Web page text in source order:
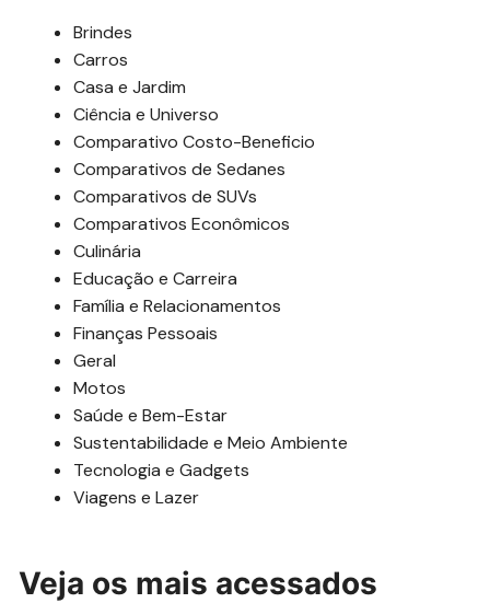
Brindes
Carros
Casa e Jardim
Ciência e Universo
Comparativo Costo-Beneficio
Comparativos de Sedanes
Comparativos de SUVs
Comparativos Econômicos
Culinária
Educação e Carreira
Família e Relacionamentos
Finanças Pessoais
Geral
Motos
Saúde e Bem-Estar
Sustentabilidade e Meio Ambiente
Tecnologia e Gadgets
Viagens e Lazer
Veja os mais acessados